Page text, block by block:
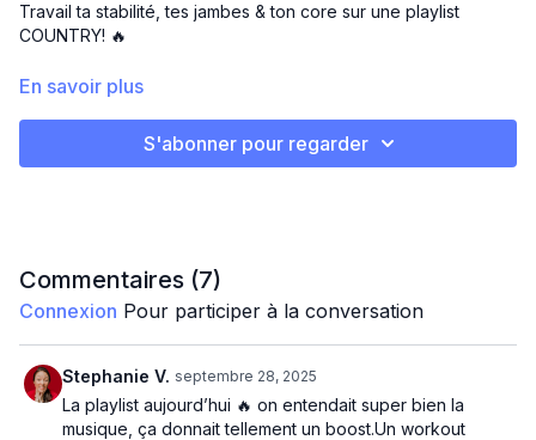
Travail ta stabilité, tes jambes & ton core sur une playlist
COUNTRY! 🔥
40 secondes ON / 15 sec OFF
Inchworm push up
Sife lunge à front lunge
En savoir plus
S'abonner pour regarder
Commentaires (7)
Connexion Pour participer à la conversation
Stephanie V. septembre 28, 2025
La playlist aujourd’hui 🔥 on entendait super bien la
musique, ça donnait tellement un boost.Un workout